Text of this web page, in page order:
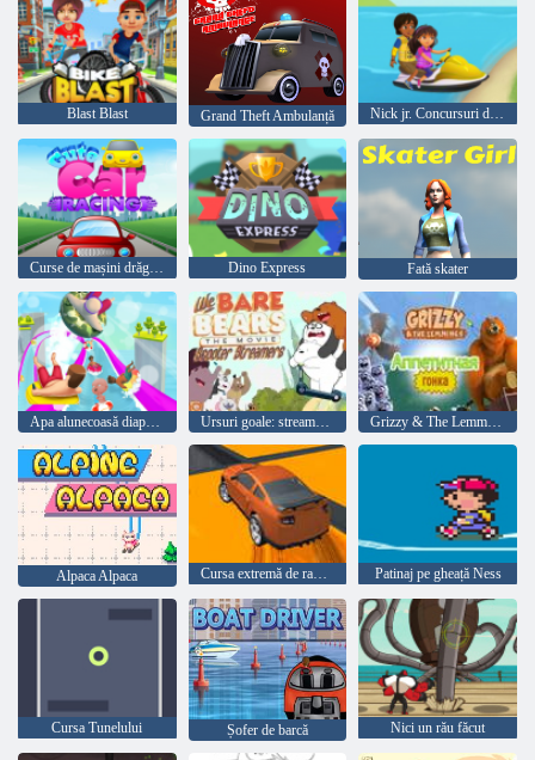
Blast Blast Grand Theft Ambulanță Nick jr. Concursuri de partid
Curse de mașini drăguțe Dino Express Fată skater
Apa alunecoasă diapozitive Aquapark. io Ursuri goale: streamere de scuter Grizzy & The Lemmings: Yummy Run
Alpaca Alpaca Cursa extremă de rampe de mega Patinaj pe gheață Ness
Cursa Tunelului Șofer de barcă Nici un rău făcut